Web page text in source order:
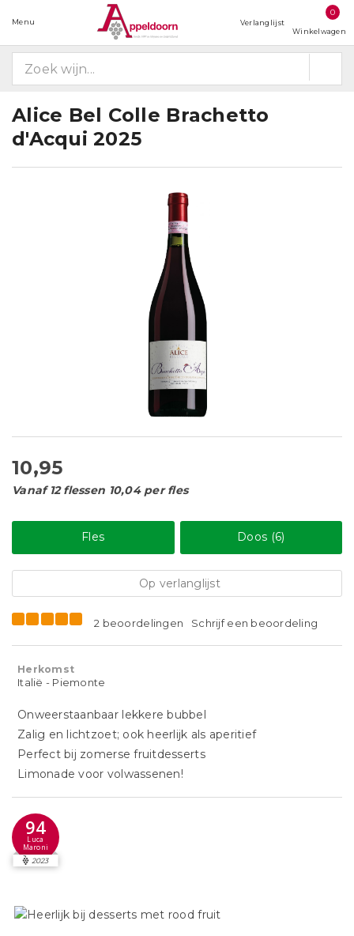
Menu Verlanglijst
0
Winkelwagen
Alice Bel Colle Brachetto
d'Acqui 2025
10,95
Vanaf 12 flessen 10,04 per fles
Fles Doos (6)
Op verlanglijst
2 beoordelingen Schrijf een beoordeling
Herkomst
Italië - Piemonte
Onweerstaanbaar lekkere bubbel
Zalig en lichtzoet; ook heerlijk als aperitief
Perfect bij zomerse fruitdesserts
Limonade voor volwassenen!
94
Luca
Maroni
2023